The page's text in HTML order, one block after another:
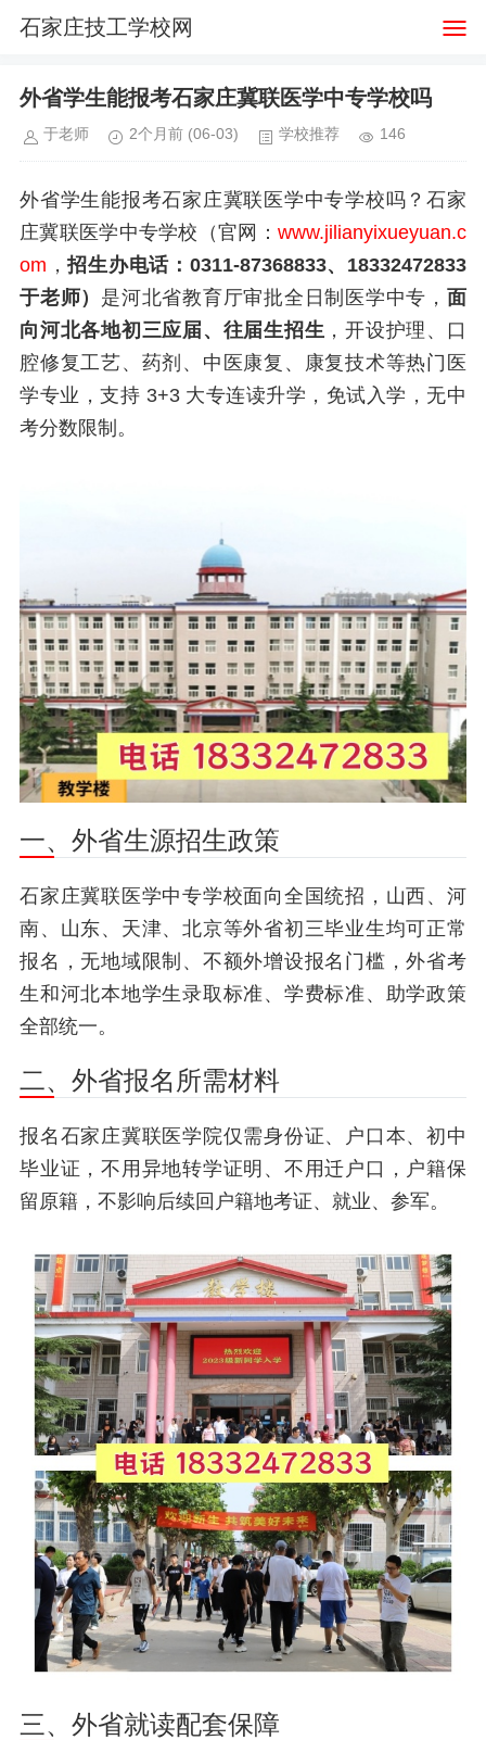
石家庄技工学校网
外省学生能报考石家庄冀联医学中专学校吗
于老师 2个月前 (06-03) 学校推荐 146
外省学生能报考石家庄冀联医学中专学校吗？石家
庄冀联医学中专学校（官网： www.jilianyixueyuan.c
om ，招生办电话：0311-87368833、18332472833
于老师） 是河北省教育厅审批全日制医学中专， 面
向河北各地初三应届、往届生招生 ，开设护理、口
腔修复工艺、药剂、中医康复、康复技术等热门医
学专业，支持 3+3 大专连读升学，免试入学，无中
考分数限制。
一、外省生源招生政策
石家庄冀联医学中专学校面向全国统招，山西、河
南、山东、天津、北京等外省初三毕业生均可正常
报名，无地域限制、不额外增设报名门槛，外省考
生和河北本地学生录取标准、学费标准、助学政策
全部统一。
二、外省报名所需材料
报名石家庄冀联医学院仅需身份证、户口本、初中
毕业证，不用异地转学证明、不用迁户口，户籍保
留原籍，不影响后续回户籍地考证、就业、参军。
三、外省就读配套保障